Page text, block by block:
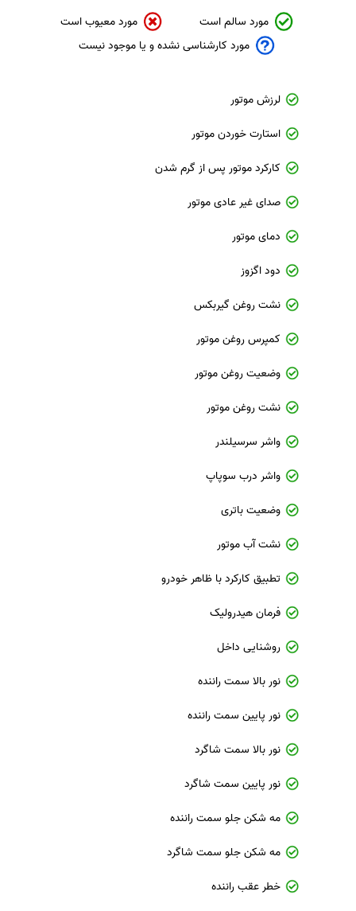
مورد سالم است
مورد معیوب است
مورد کارشناسی نشده و یا موجود نیست
لرزش موتور
استارت خوردن موتور
کارکرد موتور پس از گرم شدن
صدای غیر عادی موتور
دمای موتور
دود اگزوز
نشت روغن گیربکس
کمپرس روغن موتور
وضعیت روغن موتور
نشت روغن موتور
واشر سرسیلندر
واشر درب سوپاپ
وضعیت باتری
نشت آب موتور
تطبیق کارکرد با ظاهر خودرو
فرمان هیدرولیک
روشنایی داخل
نور بالا سمت راننده
نور پایین سمت راننده
نور بالا سمت شاگرد
نور پایین سمت شاگرد
مه شکن جلو سمت راننده
مه شکن جلو سمت شاگرد
خطر عقب راننده